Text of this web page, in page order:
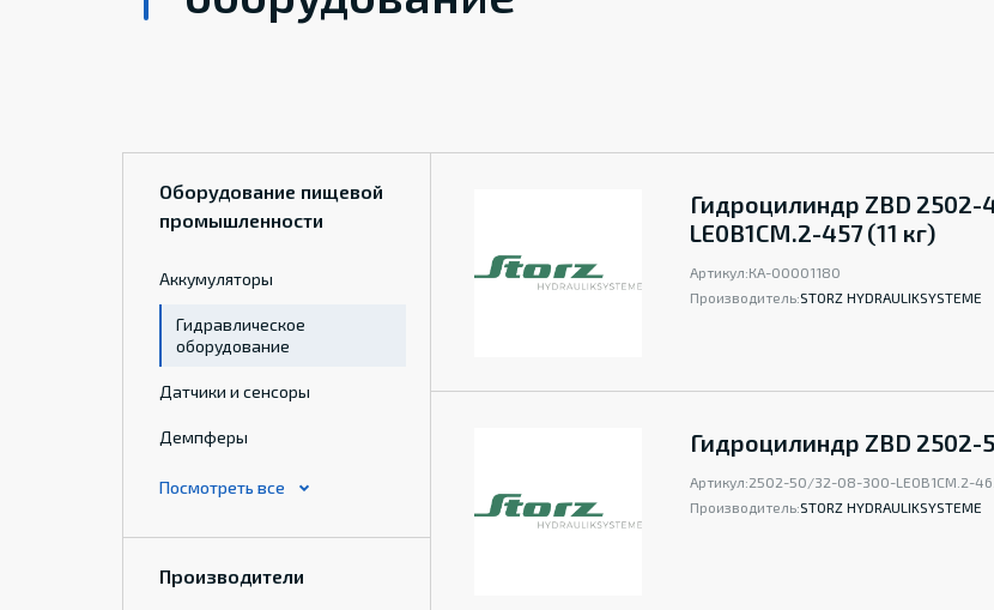
Оборудование пищевой
промышленности
Аккумуляторы
Гидравлическое
оборудование
Датчики и сенсоры
Демпферы
Производители
Гидроцилиндр ZBD
LE0B1CM.2-457 (11 кг)
Артикул:КА-00001180
Производитель:STORZ HYDRAULIKSYSTEME
Гидроцилиндр ZBD
Артикул:2502-50/32-08-300-LEOB1CM.2-
Производитель:STORZ HYDRAULIKSYSTEME